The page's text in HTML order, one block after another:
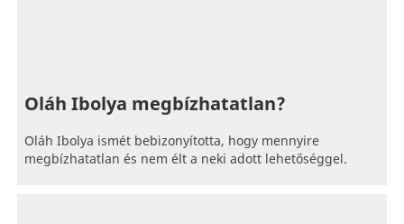
Oláh Ibolya megbízhatatlan?
Oláh Ibolya ismét bebizonyította, hogy mennyire
megbízhatatlan és nem élt a neki adott lehetőséggel.